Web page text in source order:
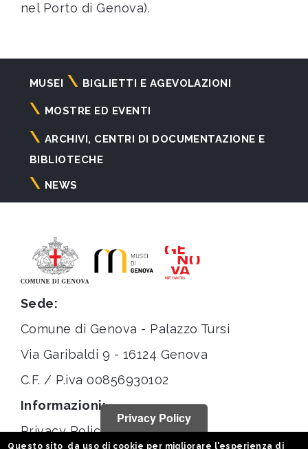
nel Porto di Genova).
Navigazione
principale
MUSEI BIGLIETTI E AGEVOLAZIONI
MOSTRE ED EVENTI
ARCHIVI, CENTRI DI DOCUMENTAZIONE E
BIBLIOTECHE
NEWS
Sede:
Comune di Genova - Palazzo Tursi
Via Garibaldi 9 - 16124 Genova
C.F. / P.iva 00856930102
Informazioni:
Privacy Policy
Privacy Policy
Questo sito da uso di cookie per migliorare l'esperienza di